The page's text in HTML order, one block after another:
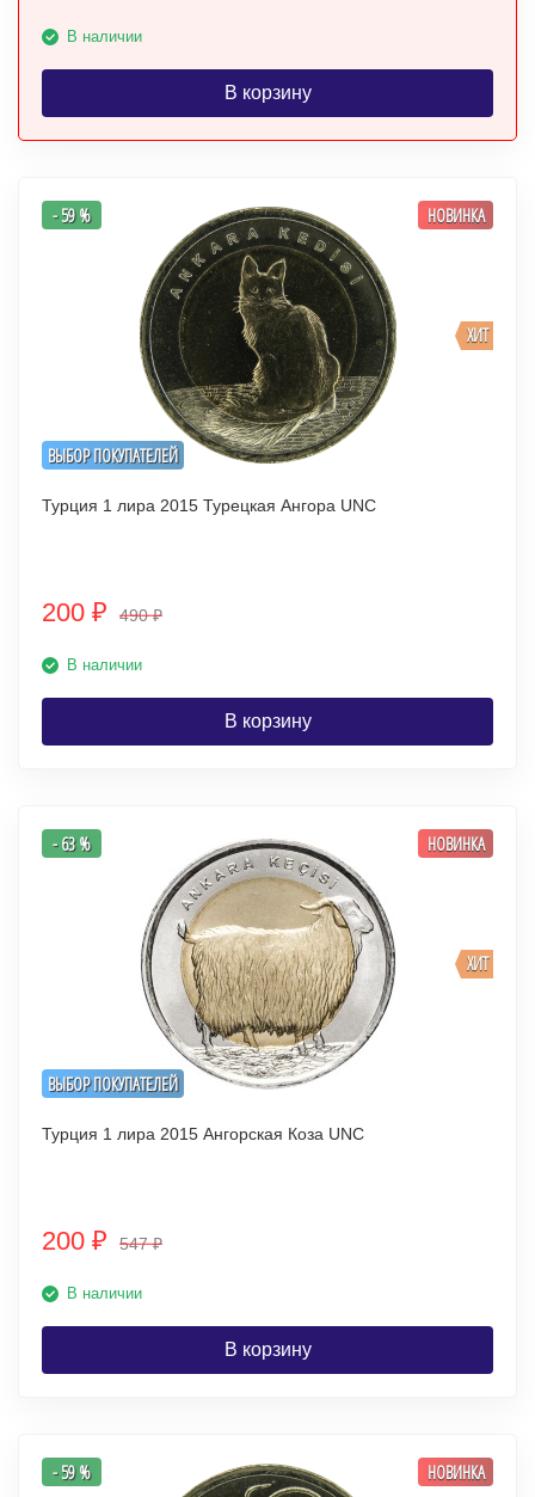
В наличии
В корзину
ВЫБОР ПОКУПАТЕЛЕЙ
ХИТ
- 59 % НОВИНКА
Турция 1 лира 2015 Турецкая Ангора UNC
200 ₽ 490₽
В наличии
В корзину
ВЫБОР ПОКУПАТЕЛЕЙ
ХИТ
- 63 % НОВИНКА
Турция 1 лира 2015 Ангорская Коза UNC
200 ₽ 547₽
В наличии
В корзину
- 59 % НОВИНКА